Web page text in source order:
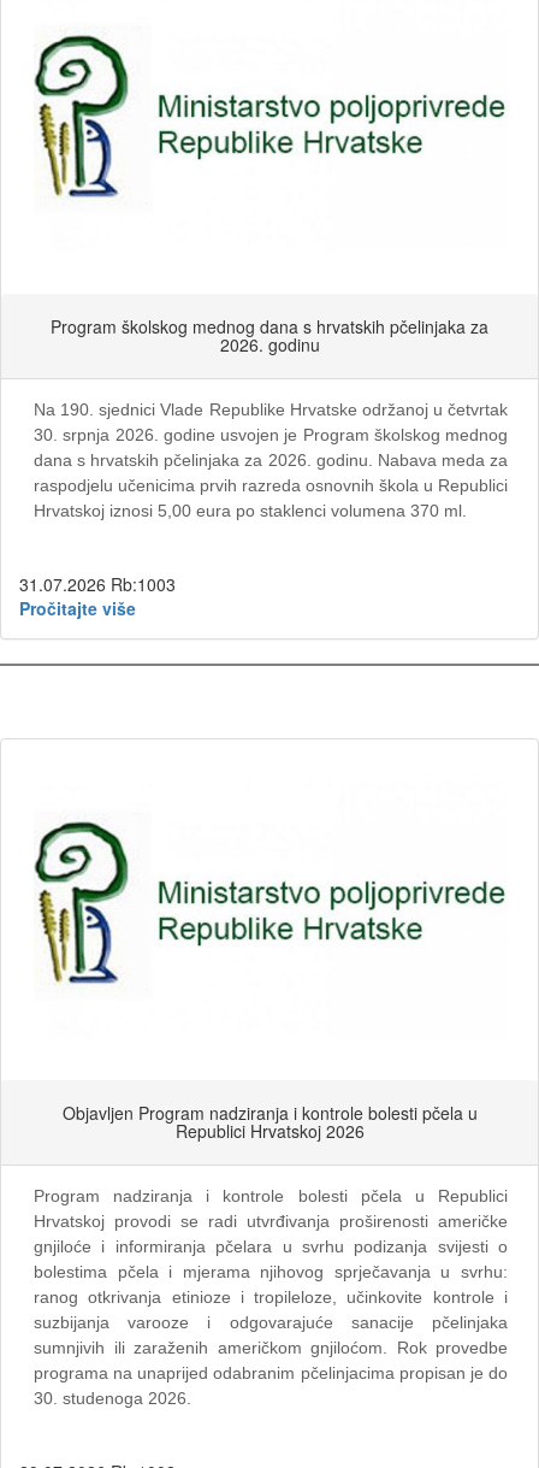
Program školskog mednog dana s hrvatskih pčelinjaka za
2026. godinu
Na 190. sjednici Vlade Republike Hrvatske održanoj u četvrtak
30. srpnja 2026. godine usvojen je Program školskog mednog
dana s hrvatskih pčelinjaka za 2026. godinu. Nabava meda za
raspodjelu učenicima prvih razreda osnovnih škola u Republici
Hrvatskoj iznosi 5,00 eura po staklenci volumena 370 ml.
31.07.2026 Rb:1003
Pročitajte više
Objavljen Program nadziranja i kontrole bolesti pčela u
Republici Hrvatskoj 2026
Program nadziranja i kontrole bolesti pčela u Republici
Hrvatskoj provodi se radi utvrđivanja proširenosti američke
gnjiloće i informiranja pčelara u svrhu podizanja svijesti o
bolestima pčela i mjerama njihovog sprječavanja u svrhu:
ranog otkrivanja etinioze i tropileloze, učinkovite kontrole i
suzbijanja varooze i odgovarajuće sanacije pčelinjaka
sumnjivih ili zaraženih američkom gnjiloćom. Rok provedbe
programa na unaprijed odabranim pčelinjacima propisan je do
30. studenoga 2026.